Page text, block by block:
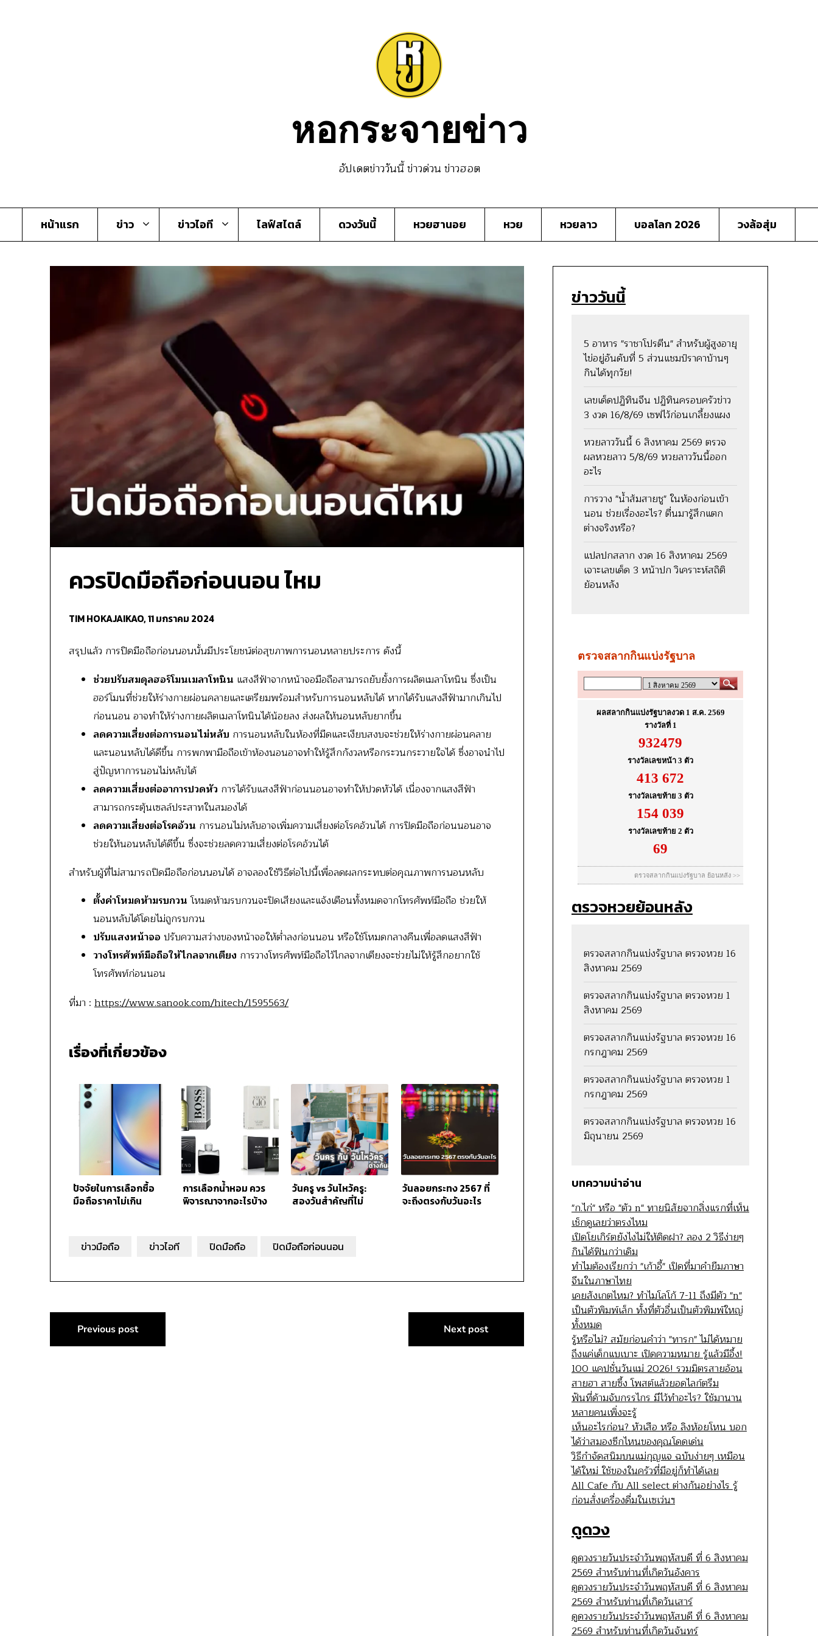
หอกระจายข่าว
อัปเดตข่าววันนี้ ข่าวด่วน ข่าวฮอต
หน้าแรก ข่าว ข่าวไอที ไลฟ์สไตล์ ดวงวันนี้ หวยฮานอย หวย หวยลาว บอลโลก 2026 วงล้อสุ่ม
ควรปิดมือถือก่อนนอน ไหม
TIM HOKAJAIKAO,11 มกราคม 2024
สรุปแล้ว การปิดมือถือก่อนนอนนั้นมีประโยชน์ต่อสุขภาพการนอนหลายประการ ดังนี้
ช่วยปรับสมดุลฮอร์โมนเมลาโทนิน แสงสีฟ้าจากหน้าจอมือถือสามารถยับยั้งการผลิตเมลาโทนิน ซึ่งเป็น
ฮอร์โมนที่ช่วยให้ร่างกายผ่อนคลายและเตรียมพร้อมสำหรับการนอนหลับได้ หากได้รับแสงสีฟ้ามากเกินไป
ก่อนนอน อาจทำให้ร่างกายผลิตเมลาโทนินได้น้อยลง ส่งผลให้นอนหลับยากขึ้น
ลดความเสี่ยงต่อการนอนไม่หลับ การนอนหลับในห้องที่มืดและเงียบสงบจะช่วยให้ร่างกายผ่อนคลาย
และนอนหลับได้ดีขึ้น การพกพามือถือเข้าห้องนอนอาจทำให้รู้สึกกังวลหรือกระวนกระวายใจได้ ซึ่งอาจนำไป
สู่ปัญหาการนอนไม่หลับได้
ลดความเสี่ยงต่ออาการปวดหัว การได้รับแสงสีฟ้าก่อนนอนอาจทำให้ปวดหัวได้ เนื่องจากแสงสีฟ้า
สามารถกระตุ้นเซลล์ประสาทในสมองได้
ลดความเสี่ยงต่อโรคอ้วน การนอนไม่หลับอาจเพิ่มความเสี่ยงต่อโรคอ้วนได้ การปิดมือถือก่อนนอนอาจ
ช่วยให้นอนหลับได้ดีขึ้น ซึ่งจะช่วยลดความเสี่ยงต่อโรคอ้วนได้
สำหรับผู้ที่ไม่สามารถปิดมือถือก่อนนอนได้ อาจลองใช้วิธีต่อไปนี้เพื่อลดผลกระทบต่อคุณภาพการนอนหลับ
ตั้งค่าโหมดห้ามรบกวนโหมดห้ามรบกวนจะปิดเสียงและแจ้งเตือนทั้งหมดจากโทรศัพท์มือถือ ช่วยให้
นอนหลับได้โดยไม่ถูกรบกวน
ปรับแสงหน้าจอ ปรับความสว่างของหน้าจอให้ต่ำลงก่อนนอน หรือใช้โหมดกลางคืนเพื่อลดแสงสีฟ้า
วางโทรศัพท์มือถือให้ไกลจากเตียง การวางโทรศัพท์มือถือไว้ไกลจากเตียงจะช่วยไม่ให้รู้สึกอยากใช้
โทรศัพท์ก่อนนอน
ที่มา : https://www.sanook.com/hitech/1595563/
เรื่องที่เกี่ยวข้อง
ปัจจัยในการเลือกซื้อ
มือถือราคาไม่เกิน
การเลือกน้ำหอม ควร
พิจารณาจากอะไรบ้าง
วันครู vs วันไหว้ครู:
สองวันสำคัญที่ไม่
วันลอยกระทง 2567 ที่
จะถึงตรงกับวันอะไร
ข่าวมือถือ ข่าวไอที ปิดมือถือ ปิดมือถือก่อนนอน
แนะแนว
เรื่อง
Previous post Next post
ข่าววันนี้
5 อาหาร "ราชาโปรตีน" สำหรับผู้สูงอายุ
ไข่อยู่อันดับที่ 5 ส่วนแชมป์ราคาบ้านๆ
กินได้ทุกวัย!
เลขเด็ดปฏิทินจีน ปฏิทินครอบครัวข่าว
3 งวด 16/8/69 เซฟไว้ก่อนเกลี้ยงแผง
หวยลาววันนี้ 6 สิงหาคม 2569 ตรวจ
ผลหวยลาว 5/8/69 หวยลาววันนี้ออก
อะไร
การวาง "น้ำส้มสายชู" ในห้องก่อนเข้า
นอน ช่วยเรื่องอะไร? ตื่นมารู้สึกแตก
ต่างจริงหรือ?
แปลปกสลาก งวด 16 สิงหาคม 2569
เจาะเลขเด็ด 3 หน้าปก วิเคราะห์สถิติ
ย้อนหลัง
ตรวจหวยย้อนหลัง
ตรวจสลากกินแบ่งรัฐบาล ตรวจหวย 16
สิงหาคม 2569
ตรวจสลากกินแบ่งรัฐบาล ตรวจหวย 1
สิงหาคม 2569
ตรวจสลากกินแบ่งรัฐบาล ตรวจหวย 16
กรกฎาคม 2569
ตรวจสลากกินแบ่งรัฐบาล ตรวจหวย 1
กรกฎาคม 2569
ตรวจสลากกินแบ่งรัฐบาล ตรวจหวย 16
มิถุนายน 2569
บทความน่าอ่าน
"ก.ไก่" หรือ "ตัว n" ทายนิสัยจากสิ่งแรกที่เห็น
เช็กดูเลยว่าตรงไหม
เปิดโยเกิร์ตยังไงไม่ให้ติดฝา? ลอง 2 วิธีง่ายๆ
กินได้ฟินกว่าเดิม
ทำไมต้องเรียกว่า "เก้าอี้" เปิดที่มาคำยืมภาษา
จีนในภาษาไทย
เคยสังเกตไหม? ทำไมโลโก้ 7-11 ถึงมีตัว "n"
เป็นตัวพิมพ์เล็ก ทั้งที่ตัวอื่นเป็นตัวพิมพ์ใหญ่
ทั้งหมด
รู้หรือไม่? สมัยก่อนคำว่า "ทารก" ไม่ได้หมาย
ถึงแค่เด็กแบเบาะ เปิดความหมาย รู้แล้วมีอึ้ง!
100 แคปชั่นวันแม่ 2026! รวมมิตรสายอ้อน
สายฮา สายซึ้ง โพสต์แล้วยอดไลก์ตรึม
ฟันที่ด้ามจับกรรไกร มีไว้ทำอะไร? ใช้มานาน
หลายคนเพิ่งจะรู้
เห็นอะไรก่อน? หัวเสือ หรือ ลิงห้อยโหน บอก
ได้ว่าสมองซีกไหนของคุณโดดเด่น
วิธีกำจัดสนิมบนแม่กุญแจ ฉบับง่ายๆ เหมือน
ได้ใหม่ ใช้ของในครัวที่มีอยู่ก็ทำได้เลย
All Cafe กับ All select ต่างกันอย่างไร รู้
ก่อนสั่งเครื่องดื่มในเซเว่นฯ
ดูดวง
ดูดวงรายวันประจำวันพฤหัสบดี ที่ 6 สิงหาคม
2569 สำหรับท่านที่เกิดวันอังคาร
ดูดวงรายวันประจำวันพฤหัสบดี ที่ 6 สิงหาคม
2569 สำหรับท่านที่เกิดวันเสาร์
ดูดวงรายวันประจำวันพฤหัสบดี ที่ 6 สิงหาคม
2569 สำหรับท่านที่เกิดวันจันทร์